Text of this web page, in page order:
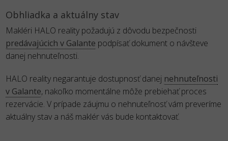
Obhliadka a aktuálny stav
Makléri HALO reality požadujú z dôvodu bezpečnosti
predávajúcich v Galante podpísať dokument o návšteve
danej nehnuteľnosti.
HALO reality negarantuje dostupnosť danej nehnuteľnosti
v Galante, nakoľko momentálne môže prebiehať proces
rezervácie. V prípade záujmu o nehnuteľnosť vám preveríme
aktuálny stav a náš maklér vás bude kontaktovať.